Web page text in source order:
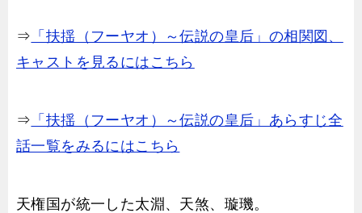
⇒ 「扶揺（フーヤオ）～伝説の皇后」の相関図、
キャストを見るにはこちら
⇒ 「扶揺（フーヤオ）～伝説の皇后」あらすじ全
話一覧をみるにはこちら
天権国が統一した太淵、天煞、璇璣。